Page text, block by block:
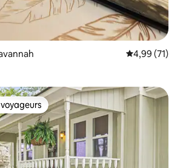
Évaluation
4,99 (71)
les plus appréciés